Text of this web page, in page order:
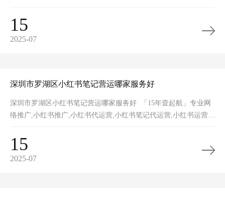
15
2025-07
深圳市罗湖区小红书笔记营运哪家服务好
深圳市罗湖区小红书笔记营运哪家服务好 「15年壹起航」专业网
络推广,小红书推广,小红书代运营,小红书笔记代运营,小红书运营,
15
2025-07